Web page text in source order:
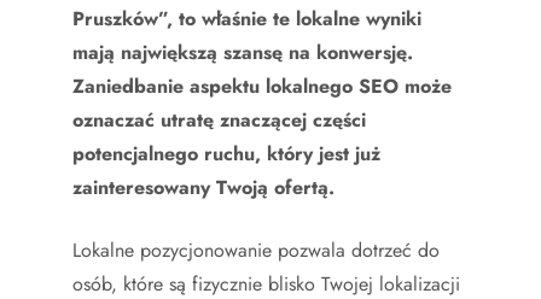
Pruszków”, to właśnie te lokalne wyniki
mają największą szansę na konwersję.
Zaniedbanie aspektu lokalnego SEO może
oznaczać utratę znaczącej części
potencjalnego ruchu, który jest już
zainteresowany Twoją ofertą.
Lokalne pozycjonowanie pozwala dotrzeć do
osób, które są fizycznie blisko Twojej lokalizacji